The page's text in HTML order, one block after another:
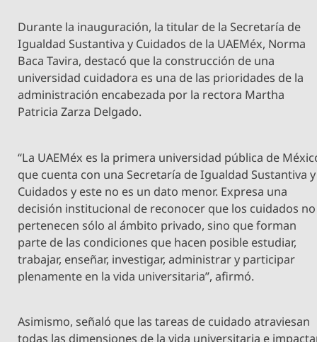
Durante la inauguración, la titular de la Secretaría de
Igualdad Sustantiva y Cuidados de la UAEMéx, Norma
Baca Tavira, destacó que la construcción de una
universidad cuidadora es una de las prioridades de la
administración encabezada por la rectora Martha
Patricia Zarza Delgado.
“La UAEMéx es la primera universidad pública de
que cuenta con una Secretaría de Igualdad Sustantiva y
Cuidados y este no es un dato menor. Expresa una
decisión institucional de reconocer que los cuidados no
pertenecen sólo al ámbito privado, sino que forman
parte de las condiciones que hacen posible estudiar,
trabajar, enseñar, investigar, administrar y participar
plenamente en la vida universitaria”, afirmó.
Asimismo, señaló que las tareas de cuidado atraviesan
todas las dimensiones de la vida universitaria e